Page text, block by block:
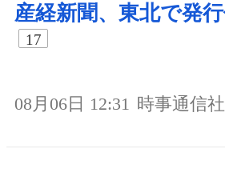
産経新聞、東北で発
17
08月06日 12:31 時事通信社